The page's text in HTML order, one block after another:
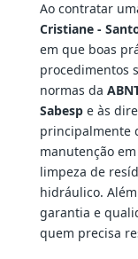
Ao contratar
Cristiane -
em que boas
procedimentos
normas da
Sabespe às
principalmente
manutenção
limpeza de
hidráulico.
garantia e
quem precisa